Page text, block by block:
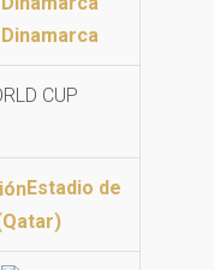
Dinamarca
CUP
Estadio de